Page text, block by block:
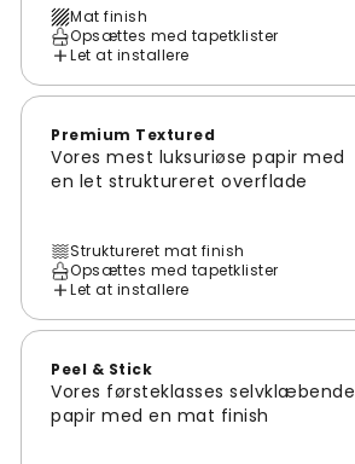
Mat finish
Opsættes med tapetklister
Let at installere
Premium Textured
Vores mest luksuriøse papir med
en let struktureret overflade
Struktureret mat finish
Opsættes med tapetklister
Let at installere
Peel & Stick
Vores førsteklasses selvklæbende
papir med en mat finish